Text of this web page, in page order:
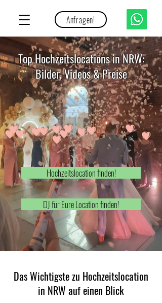
Anfragen!
Top Hochzeitslocations in NRW:
Bilder, Videos & Preise
Hochzeitslocation finden!
DJ für Eure Location finden!
Das Wichtigste zu Hochzeitslocation
in NRW auf einen Blick